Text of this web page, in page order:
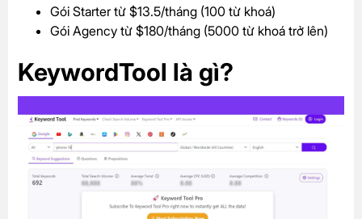
Gói Starter từ $13.5/tháng (100 từ khoá)
Gói Agency từ $180/tháng (5000 từ khoá trở lên)
KeywordTool là gì?